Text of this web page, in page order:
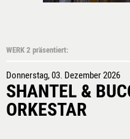
WERK 2 präsentiert:
Donnerstag, 03. Dezember 2026
SHANTEL &
ORKESTAR